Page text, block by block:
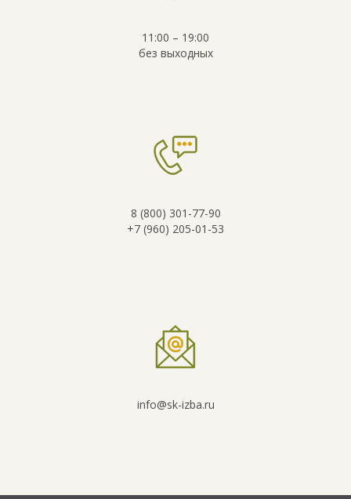
11:00 – 19:00
без выходных
8 (800) 301-77-90
+7 (960) 205-01-53
info@sk-izba.ru